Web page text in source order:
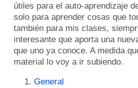
útiles para el auto-aprendizaje
solo para aprender cosas que
también para mis clases,
interesante que aporta una
que uno ya conoce. A medida
material lo voy a ir subiendo.
General